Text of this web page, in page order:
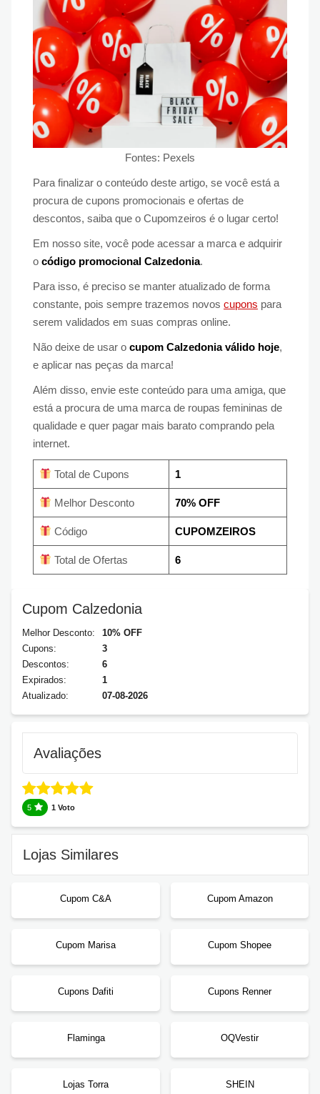
Fontes: Pexels
Para finalizar o conteúdo deste artigo, se você está a
procura de cupons promocionais e ofertas de
descontos, saiba que o Cupomzeiros é o lugar certo!
Em nosso site, você pode acessar a marca e adquirir
o código promocional Calzedonia.
Para isso, é preciso se manter atualizado de forma
constante, pois sempre trazemos novos cupons para
serem validados em suas compras online.
Não deixe de usar o cupom Calzedonia válido hoje,
e aplicar nas peças da marca!
Além disso, envie este conteúdo para uma amiga, que
está a procura de uma marca de roupas femininas de
qualidade e quer pagar mais barato comprando pela
internet.
Total de Cupons 1
Melhor Desconto 70% OFF
Código CUPOMZEIROS
Total de Ofertas 6
Cupom Calzedonia
Melhor Desconto:
10% OFF
Cupons:
3
Descontos:
6
Expirados:
1
Atualizado:
07-08-2026
Avaliações
5 1 Voto
Lojas Similares
Cupom C&A Cupom Amazon
Cupom Marisa Cupom Shopee
Cupons Dafiti Cupons Renner
Flaminga OQVestir
Lojas Torra SHEIN